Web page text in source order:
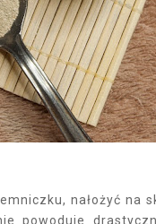
nałożyć na
powoduje